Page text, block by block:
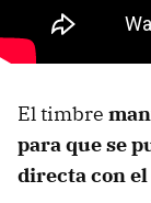
El timbre
para que se
directa con